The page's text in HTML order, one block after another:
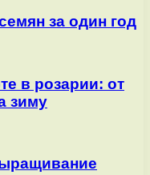
за один год
в розарии: от
зиму